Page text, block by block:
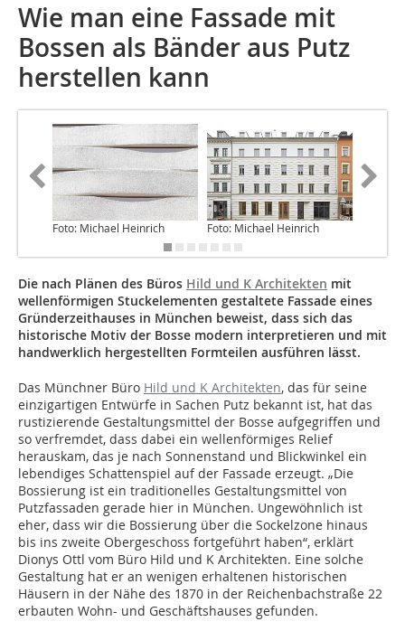
Wie man eine Fassade mit
Bossen als Bänder aus Putz
herstellen kann
Foto: Michael Heinrich Foto: Michael Heinrich
Die nach Plänen des Büros Hild und K Architekten mit
wellenförmigen Stuckelementen gestaltete Fassade eines
Gründerzeithauses in München beweist, dass sich das
historische Motiv der Bosse modern interpretieren und mit
handwerklich hergestellten Formteilen ausführen lässt.
Das Münchner Büro Hild und K Architekten, das für seine
einzigartigen Entwürfe in Sachen Putz bekannt ist, hat das
rustizierende Gestaltungsmittel der Bosse aufgegriffen und
so verfremdet, dass dabei ein wellenförmiges Relief
herauskam, das je nach Sonnenstand und Blickwinkel ein
lebendiges Schattenspiel auf der Fassade erzeugt. „Die
Bossierung ist ein traditionelles Gestaltungsmittel von
Putzfassaden gerade hier in München. Ungewöhnlich ist
eher, dass wir die Bossierung über die Sockelzone hinaus
bis ins zweite Obergeschoss fortgeführt haben“, erklärt
Dionys Ottl vom Büro Hild und K Architekten. Eine solche
Gestaltung hat er an wenigen erhaltenen historischen
Häusern in der Nähe des 1870 in der Reichen­bachstraße 22
erbauten Wohn- und Geschäftshauses gefunden.